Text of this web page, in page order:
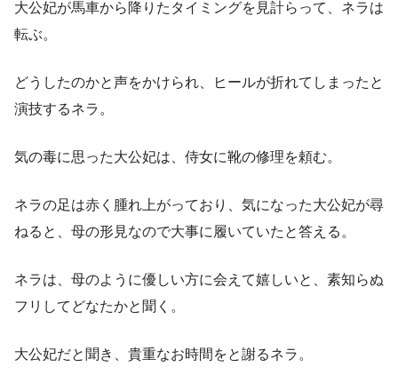
大公妃が馬車から降りたタイミングを見計らって、ネラは
転ぶ。
どうしたのかと声をかけられ、ヒールが折れてしまったと
演技するネラ。
気の毒に思った大公妃は、侍女に靴の修理を頼む。
ネラの足は赤く腫れ上がっており、気になった大公妃が尋
ねると、母の形見なので大事に履いていたと答える。
ネラは、母のように優しい方に会えて嬉しいと、素知らぬ
フリしてどなたかと聞く。
大公妃だと聞き、貴重なお時間をと謝るネラ。